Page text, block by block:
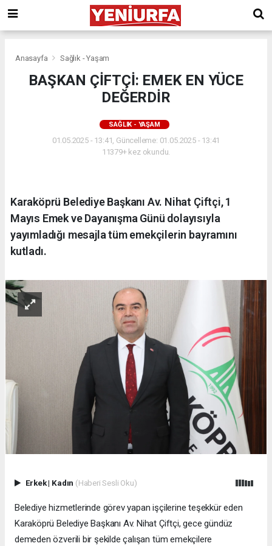
Anasayfa Sağlık - Yaşam
BAŞKAN ÇİFTÇİ: EMEK EN YÜCE
DEĞERDİR
SAĞLIK - YAŞAM
01.05.2025 - 13:41, Güncelleme: 01.05.2025 - 13:41
11379+ kez okundu.
Karaköprü Belediye Başkanı Av. Nihat Çiftçi, 1
Mayıs Emek ve Dayanışma Günü dolayısıyla
yayımladığı mesajla tüm emekçilerin bayramını
kutladı.
Erkek| Kadın (Haberi Sesli Oku)
Belediye hizmetlerinde görev yapan işçilerine teşekkür eden
Karaköprü Belediye Başkanı Av. Nihat Çiftçi, gece gündüz
demeden özverili bir şekilde çalışan tüm emekçilere